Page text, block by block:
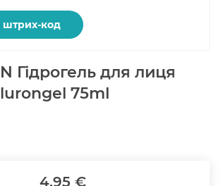
штрих-код
Гідрогель для лиця
75ml
4.95 €